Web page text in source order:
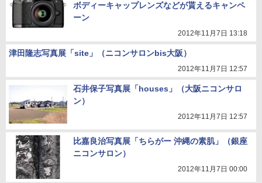
ボディーキャップレンズなどが貰えるキャンペ
ーン
2012年11月7日 13:18
津田隆志写真展「site」（ニコンサロンbis大阪）
2012年11月7日 12:57
石井保子写真展「houses」（大阪ニコンサロ
ン）
2012年11月7日 12:57
比嘉良治写真展「ちらがー 沖縄の素肌」（銀座
ニコンサロン）
2012年11月7日 00:00